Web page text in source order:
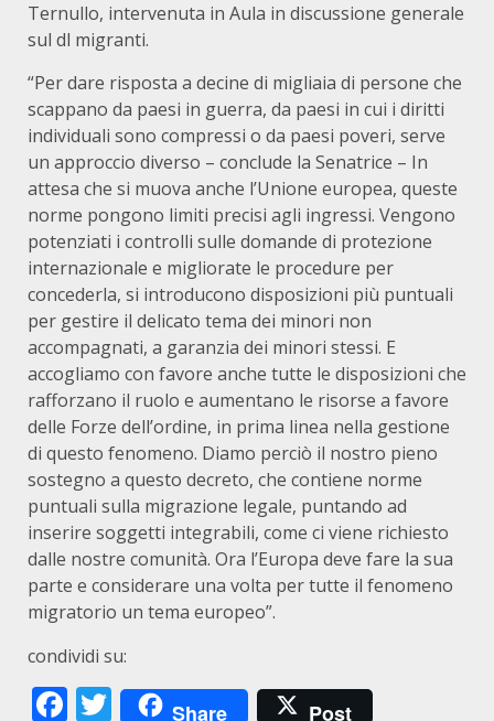
Ternullo, intervenuta in Aula in discussione generale
sul dl migranti.
“Per dare risposta a decine di migliaia di persone che
scappano da paesi in guerra, da paesi in cui i diritti
individuali sono compressi o da paesi poveri, serve
un approccio diverso – conclude la Senatrice – In
attesa che si muova anche l’Unione europea, queste
norme pongono limiti precisi agli ingressi. Vengono
potenziati i controlli sulle domande di protezione
internazionale e migliorate le procedure per
concederla, si introducono disposizioni più puntuali
per gestire il delicato tema dei minori non
accompagnati, a garanzia dei minori stessi. E
accogliamo con favore anche tutte le disposizioni che
rafforzano il ruolo e aumentano le risorse a favore
delle Forze dell’ordine, in prima linea nella gestione
di questo fenomeno. Diamo perciò il nostro pieno
sostegno a questo decreto, che contiene norme
puntuali sulla migrazione legale, puntando ad
inserire soggetti integrabili, come ci viene richiesto
dalle nostre comunità. Ora l’Europa deve fare la sua
parte e considerare una volta per tutte il fenomeno
migratorio un tema europeo”.
condividi su:
Facebook
Twitter
Share Post